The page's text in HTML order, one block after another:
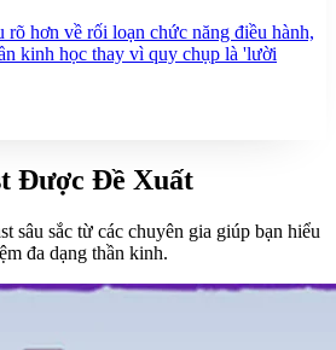
hơn về rối loạn chức năng điều hành,
kinh học thay vì quy chụp là 'lười
Được Đề Xuất
sâu sắc từ các chuyên gia giúp bạn hiểu
đa dạng thần kinh.